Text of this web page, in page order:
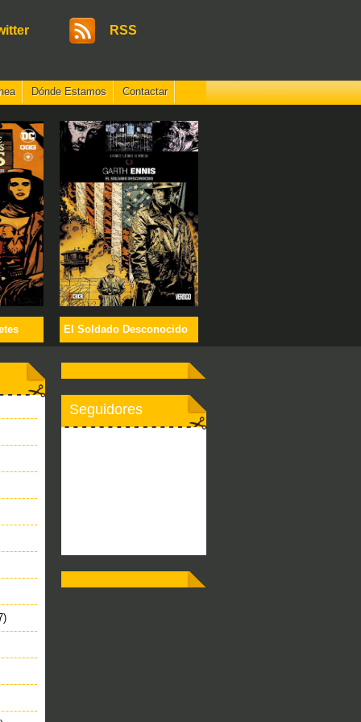
RSS
Dónde Estamos Contactar
El Soldado Desconocido
Seguidores